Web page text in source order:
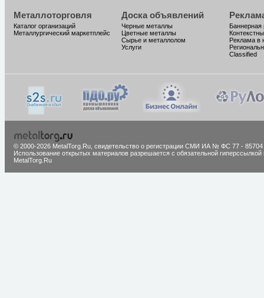
Металлоторговля
Каталог организаций
Металлургический маркетплейс
Доска объявлений
Черные металлы
Цветные металлы
Сырье и металлолом
Услуги
Баннерная
Реклама в
Classified
© 2000-2026 MetalTorg.Ru, cвидетельство о регистрации СМИ ИА № ФС 77 - 85704
Использование открытых материалов разрешается с обязательной гиперссылкой
MetalTorg.Ru